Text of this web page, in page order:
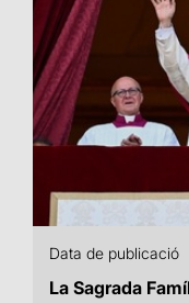
Data de publicació
La Sagrada